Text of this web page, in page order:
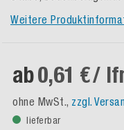
Weitere
ab0,61 €/
ohne MwSt., zzgl.
lieferbar